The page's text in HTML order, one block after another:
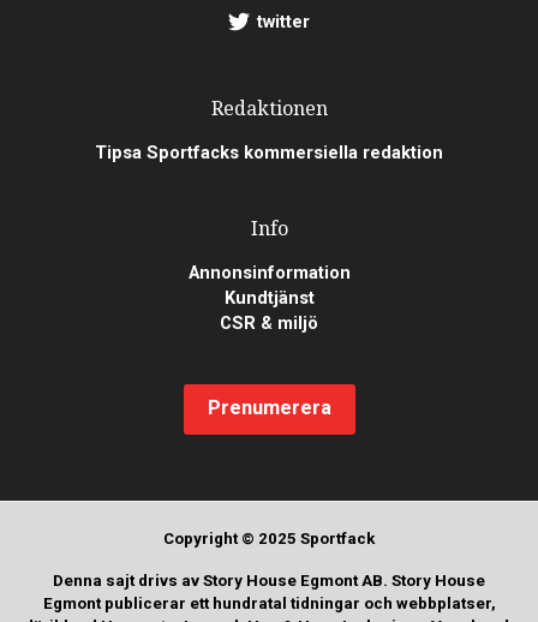
twitter
Redaktionen
Tipsa Sportfacks kommersiella redaktion
Info
Annonsinformation
Kundtjänst
CSR & miljö
Prenumerera
Copyright © 2025 Sportfack
Denna sajt drivs av Story House Egmont AB. Story House
Egmont publicerar ett hundratal tidningar och webbplatser,